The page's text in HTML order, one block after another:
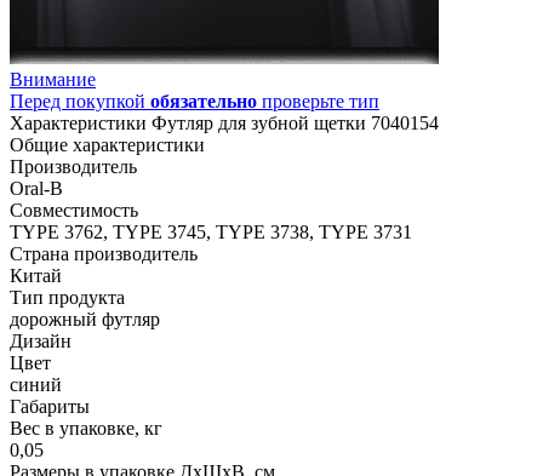
Внимание
Перед покупкой обязательно проверьте тип
Характеристики Футляр для зубной щетки 7040154
Общие характеристики
Производитель
Oral-B
Совместимость
TYPE 3762, TYPE 3745, TYPE 3738, TYPE 3731
Страна производитель
Китай
Тип продукта
дорожный футляр
Дизайн
Цвет
синий
Габариты
Вес в упаковке, кг
0,05
Размеры в упаковке ДxШxВ, см